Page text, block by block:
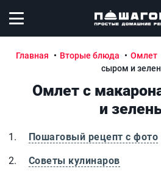
Открыть меню
Главная Вторые блюда Омлет
сыром и
Омлет с
и
Пошаговый рецепт с фото
Советы кулинаров